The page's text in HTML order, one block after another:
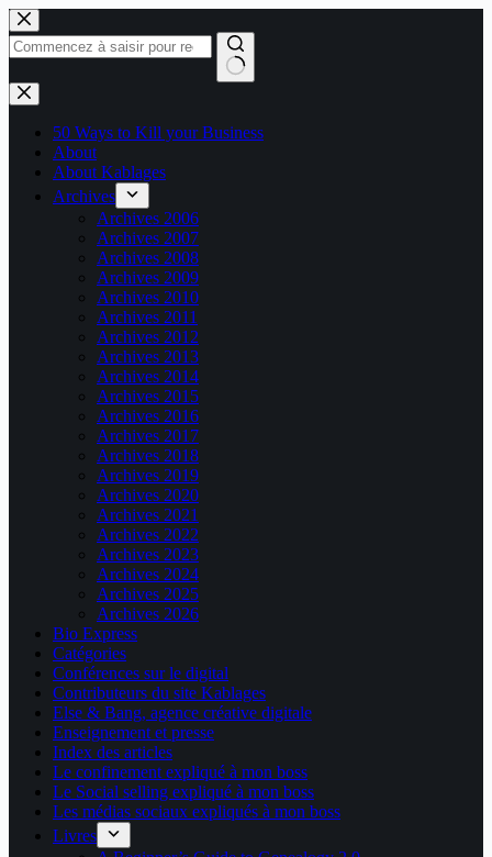
Passer
au
contenu
Aucun
résultat
50 Ways to Kill your Business
About
About Kablages
Archives
Archives 2006
Archives 2007
Archives 2008
Archives 2009
Archives 2010
Archives 2011
Archives 2012
Archives 2013
Archives 2014
Archives 2015
Archives 2016
Archives 2017
Archives 2018
Archives 2019
Archives 2020
Archives 2021
Archives 2022
Archives 2023
Archives 2024
Archives 2025
Archives 2026
Bio Express
Catégories
Conférences sur le digital
Contributeurs du site Kablages
Else & Bang, agence créative digitale
Enseignement et presse
Index des articles
Le confinement expliqué à mon boss
Le Social selling expliqué à mon boss
Les médias sociaux expliqués à mon boss
Livres